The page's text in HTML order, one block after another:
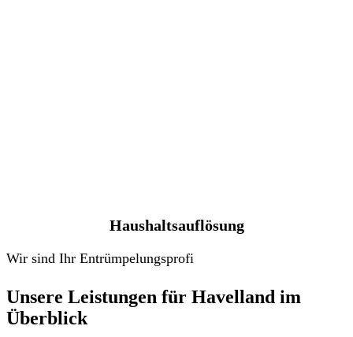
Haushaltsauflösung
Wir sind Ihr Entrümpelungsprofi
Unsere Leistungen für Havelland im
Überblick